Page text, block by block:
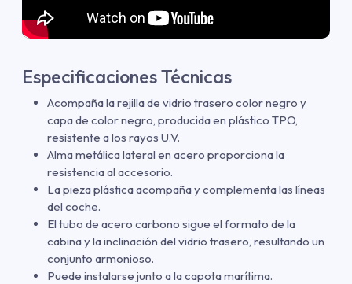
Especificaciones Técnicas
Acompaña la rejilla de vidrio trasero color negro y
capa de color negro, producida en plástico TPO,
resistente a los rayos U.V.
Alma metálica lateral en acero proporciona la
resistencia al accesorio.
La pieza plástica acompaña y complementa las líneas
del coche.
El tubo de acero carbono sigue el formato de la
cabina y la inclinación del vidrio trasero, resultando un
conjunto armonioso.
Puede instalarse junto a la capota marítima.